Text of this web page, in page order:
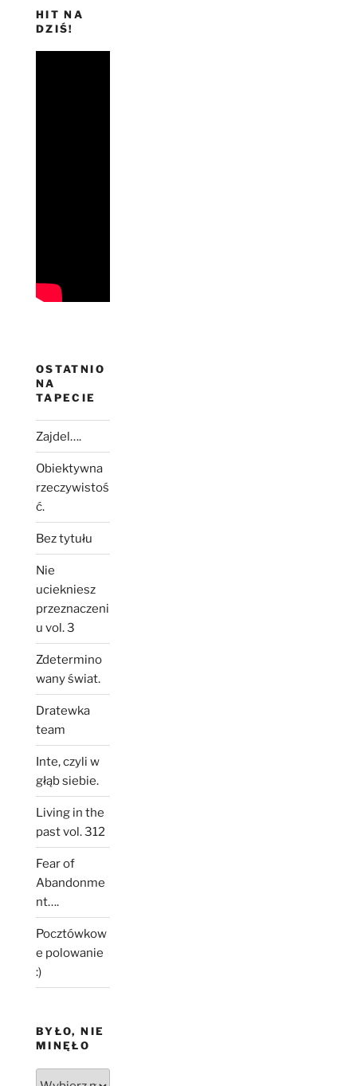
HIT NA
DZIŚ!
OSTATNIO
NA
TAPECIE
Zajdel….
Obiektywna
rzeczywistoś
ć.
Bez tytułu
Nie
uciekniesz
przeznaczeni
u vol. 3
Zdetermino
wany świat.
Dratewka
team
Inte, czyli w
głąb siebie.
Living in the
past vol. 312
Fear of
Abandonme
nt….
Pocztówkow
e polowanie
:)
BYŁO, NIE
MINĘŁO